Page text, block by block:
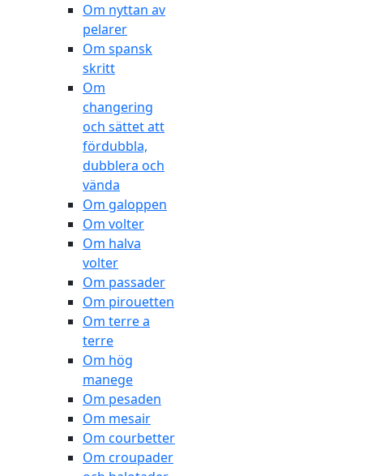
Om nyttan av
pelarer
Om spansk
skritt
Om
changering
och sättet att
fördubbla,
dubblera och
vända
Om galoppen
Om volter
Om halva
volter
Om passader
Om pirouetten
Om terre a
terre
Om hög
manege
Om pesaden
Om mesair
Om courbetter
Om croupader